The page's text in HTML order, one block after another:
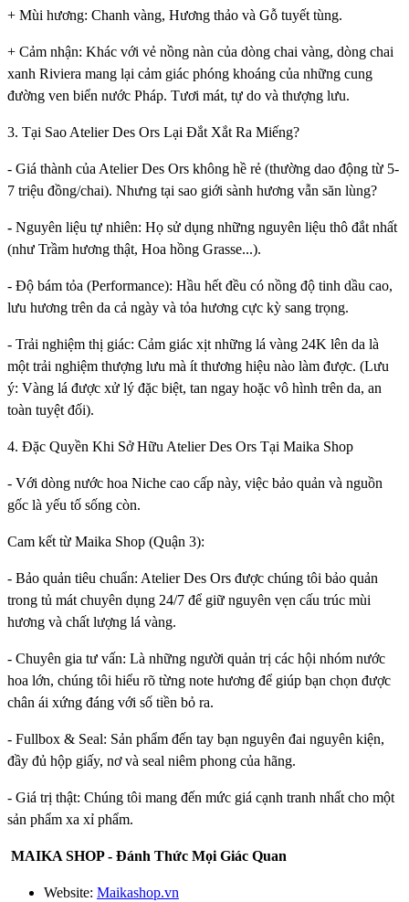
+ Mùi hương: Chanh vàng, Hương thảo và Gỗ tuyết tùng.
+ Cảm nhận: Khác với vẻ nồng nàn của dòng chai vàng, dòng chai
xanh Riviera mang lại cảm giác phóng khoáng của những cung
đường ven biển nước Pháp. Tươi mát, tự do và thượng lưu.
3. Tại Sao Atelier Des Ors Lại Đắt Xắt Ra Miếng?
- Giá thành của Atelier Des Ors không hề rẻ (thường dao động từ 5-
7 triệu đồng/chai). Nhưng tại sao giới sành hương vẫn săn lùng?
- Nguyên liệu tự nhiên: Họ sử dụng những nguyên liệu thô đắt nhất
(như Trầm hương thật, Hoa hồng Grasse...).
- Độ bám tỏa (Performance): Hầu hết đều có nồng độ tinh dầu cao,
lưu hương trên da cả ngày và tỏa hương cực kỳ sang trọng.
- Trải nghiệm thị giác: Cảm giác xịt những lá vàng 24K lên da là
một trải nghiệm thượng lưu mà ít thương hiệu nào làm được. (Lưu
ý: Vàng lá được xử lý đặc biệt, tan ngay hoặc vô hình trên da, an
toàn tuyệt đối).
4. Đặc Quyền Khi Sở Hữu Atelier Des Ors Tại Maika Shop
- Với dòng nước hoa Niche cao cấp này, việc bảo quản và nguồn
gốc là yếu tố sống còn.
Cam kết từ Maika Shop (Quận 3):
- Bảo quản tiêu chuẩn: Atelier Des Ors được chúng tôi bảo quản
trong tủ mát chuyên dụng 24/7 để giữ nguyên vẹn cấu trúc mùi
hương và chất lượng lá vàng.
- Chuyên gia tư vấn: Là những người quản trị các hội nhóm nước
hoa lớn, chúng tôi hiểu rõ từng note hương để giúp bạn chọn được
chân ái xứng đáng với số tiền bỏ ra.
- Fullbox & Seal: Sản phẩm đến tay bạn nguyên đai nguyên kiện,
đầy đủ hộp giấy, nơ và seal niêm phong của hãng.
- Giá trị thật: Chúng tôi mang đến mức giá cạnh tranh nhất cho một
sản phẩm xa xỉ phẩm.
MAIKA SHOP - Đánh Thức Mọi Giác Quan
Website: Maikashop.vn